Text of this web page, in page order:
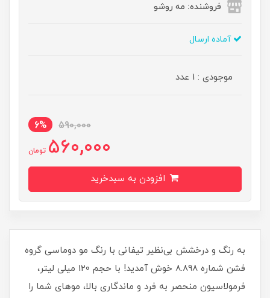
فروشنده: مه رو‌شو
آماده ارسال
موجودی : 1 عدد
590,000
6%
560,000 تومان
به رنگ و درخشش بی‌نظیر تیفانی با رنگ مو دوماسی گروه
فشن شماره 8.898 خوش آمدید! با حجم 120 میلی‌ لیتر،
فرمولاسیون منحصر به فرد و ماندگاری بالا، موهای شما را